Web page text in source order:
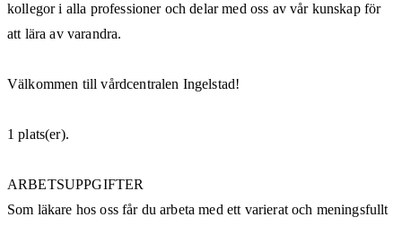
kollegor i alla professioner och delar med oss av vår kunskap för
att lära av varandra.
Välkommen till vårdcentralen Ingelstad!
1 plats(er).
ARBETSUPPGIFTER
Som läkare hos oss får du arbeta med ett varierat och meningsfullt